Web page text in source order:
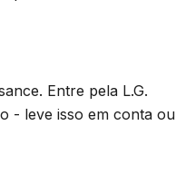
Entre pela L.G.
- leve isso em conta ou